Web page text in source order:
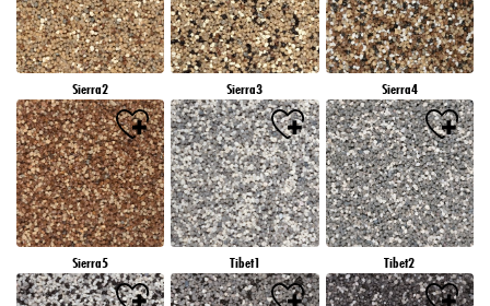
Sierra2 Sierra3 Sierra4
Sierra5 Tibet1 Tibet2